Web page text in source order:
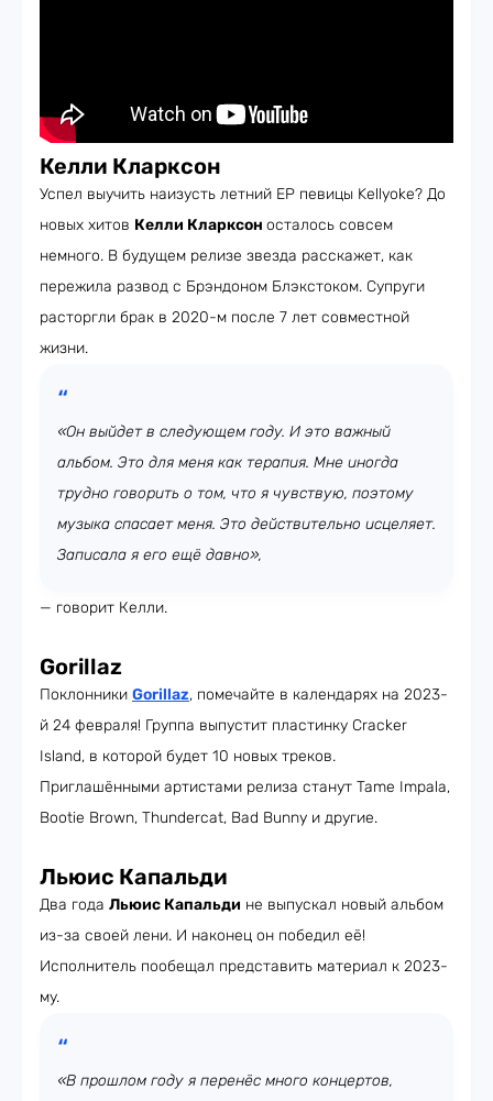
Келли Кларксон
Успел выучить наизусть летний EP певицы Kellyoke? До
новых хитов Келли Кларксон осталось совсем
немного. В будущем релизе звезда расскажет, как
пережила развод с Брэндоном Блэкстоком. Супруги
расторгли брак в 2020-м после 7 лет совместной
жизни.
«Он выйдет в следующем году. И это важный
альбом. Это для меня как терапия. Мне иногда
трудно говорить о том, что я чувствую, поэтому
музыка спасает меня. Это действительно исцеляет.
Записала я его ещё давно»,
— говорит Келли.
Gorillaz
Поклонники Gorillaz, помечайте в календарях на 2023-
й 24 февраля! Группа выпустит пластинку Cracker
Island, в которой будет 10 новых треков.
Приглашёнными артистами релиза станут Tame Impala,
Bootie Brown, Thundercat, Bad Bunny и другие.
Льюис Капальди
Два года Льюис Капальди не выпускал новый альбом
из-за своей лени. И наконец он победил её!
Исполнитель пообещал представить материал к 2023-
му.
«В прошлом году я перенёс много концертов,